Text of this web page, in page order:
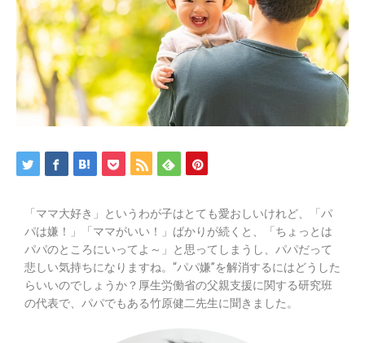
「ママ大好き」というわが子はとても愛おしいけれど、「パ
パは嫌！」「ママがいい！」ばかりが続くと、「ちょっとは
パパのところにいってよ～」と思ってしまうし、パパだって
悲しい気持ちになりますね。“パパ嫌”を解消するにはどうした
らいいのでしょうか？厚生労働省の父親支援に関する研究班
の代表で、パパでもある竹原健二先生に聞きました。